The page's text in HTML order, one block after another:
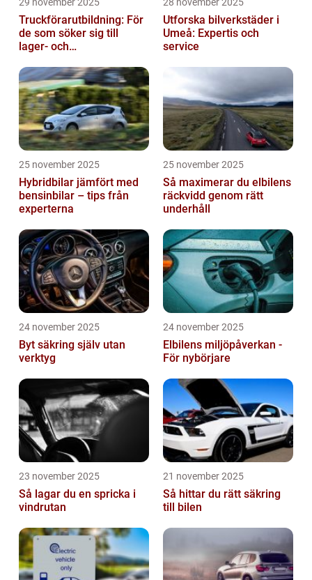
Truckförarutbildning: För
de som söker sig till
lager- och
Utforska bilverkstäder i
Umeå: Expertis och
service
25 november 2025
Hybridbilar jämfört med
bensinbilar – tips från
experterna
25 november 2025
Så maximerar du elbilens
räckvidd genom rätt
underhåll
24 november 2025
Byt säkring själv utan
verktyg
24 november 2025
Elbilens miljöpåverkan -
För nybörjare
23 november 2025
Så lagar du en spricka i
vindrutan
21 november 2025
Så hittar du rätt säkring
till bilen